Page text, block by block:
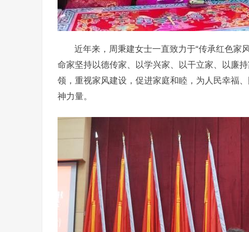
近年来，周秉建女士一直致力于“传承红色家
命家坚持以德传家、以学兴家、以干立家、以廉
领，重视家风建设，促进家庭和睦，为人民幸福
神力量。